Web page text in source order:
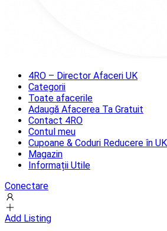
4RO – Director Afaceri UK
Categorii
Toate afacerile
Adaugă Afacerea Ta Gratuit
Contact 4RO
Contul meu
Cupoane & Coduri Reducere în
Magazin
Informații Utile
Conectare
Add Listing